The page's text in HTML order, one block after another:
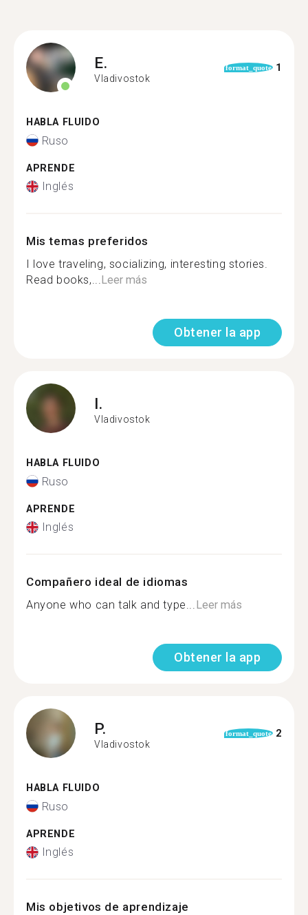
E.
Vladivostok
format_quote 1
HABLA FLUIDO
Ruso
APRENDE
Inglés
Mis temas preferidos
I love traveling, socializing, interesting stories.
Read books,...Leer más
Obtener la app
I.
Vladivostok
HABLA FLUIDO
Ruso
APRENDE
Inglés
Compañero ideal de idiomas
Anyone who can talk and type...Leer más
Obtener la app
P.
Vladivostok
format_quote 2
HABLA FLUIDO
Ruso
APRENDE
Inglés
Mis objetivos de aprendizaje